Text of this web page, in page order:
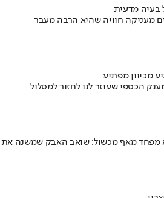
בעיה מדעית
מעניקה חוויה שהיא הרבה מעבר
מכיוון מפתיע
הכספי שעוזר לנו לחזור למסלול
מפחד מאף מכשול: שואב האבק שמשנה את